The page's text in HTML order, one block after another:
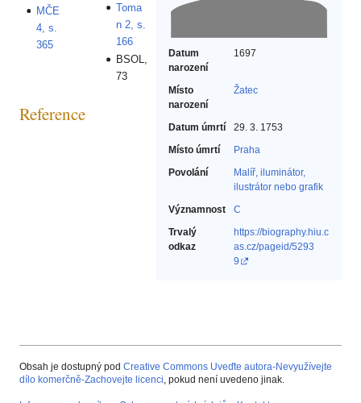
Datum
narození
1697
Místo
narození
Žatec
Datum úmrtí
29. 3. 1753
Místo úmrtí
Praha
Povolání
Malíř, iluminátor,
ilustrátor nebo grafik‎
Významnost
C
Trvalý
odkaz
https://biography.hiu.c
as.cz/pageid/5293
9
MČE
4, s.
365
Toma
n 2, s.
166
BSOL,
73
Reference
Obsah je dostupný pod Creative Commons Uveďte autora-Nevyužívejte
dílo komerčně-Zachovejte licenci, pokud není uvedeno jinak.